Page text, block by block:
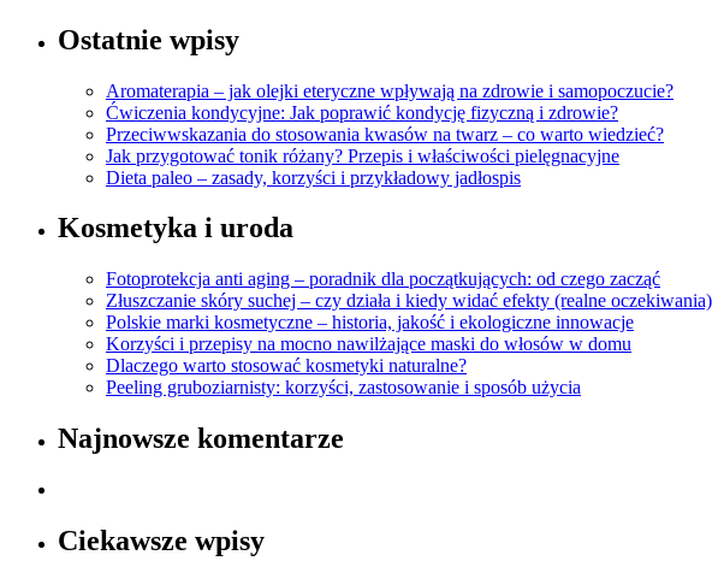
Ostatnie wpisy
Aromaterapia – jak olejki eteryczne wpływają na zdrowie i samopoczucie?
Ćwiczenia kondycyjne: Jak poprawić kondycję fizyczną i zdrowie?
Przeciwwskazania do stosowania kwasów na twarz – co warto wiedzieć?
Jak przygotować tonik różany? Przepis i właściwości pielęgnacyjne
Dieta paleo – zasady, korzyści i przykładowy jadłospis
Kosmetyka i uroda
Fotoprotekcja anti aging – poradnik dla początkujących: od czego zacząć
Złuszczanie skóry suchej – czy działa i kiedy widać efekty (realne oczekiwania)
Polskie marki kosmetyczne – historia, jakość i ekologiczne innowacje
Korzyści i przepisy na mocno nawilżające maski do włosów w domu
Dlaczego warto stosować kosmetyki naturalne?
Peeling gruboziarnisty: korzyści, zastosowanie i sposób użycia
Najnowsze komentarze
Ciekawsze wpisy